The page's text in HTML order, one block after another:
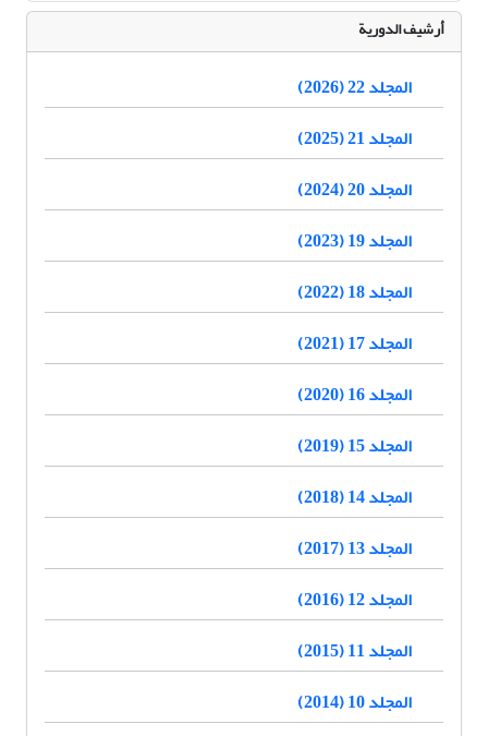
أرشيف الدورية
المجلد 22 (2026)
المجلد 21 (2025)
المجلد 20 (2024)
المجلد 19 (2023)
المجلد 18 (2022)
المجلد 17 (2021)
المجلد 16 (2020)
المجلد 15 (2019)
المجلد 14 (2018)
المجلد 13 (2017)
المجلد 12 (2016)
المجلد 11 (2015)
المجلد 10 (2014)